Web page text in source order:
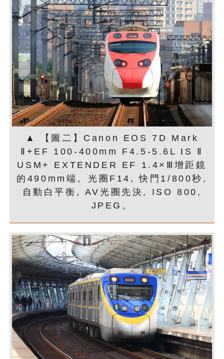
▲ 【圖二】Canon EOS 7D Mark
Ⅱ+EF 100-400mm F4.5-5.6L IS Ⅱ
USM+ EXTENDER EF 1.4×Ⅲ增距鏡
的490mm端。光圈F14, 快門1/800秒,
自動白平衡, AV光圈先決, ISO 800,
JPEG。